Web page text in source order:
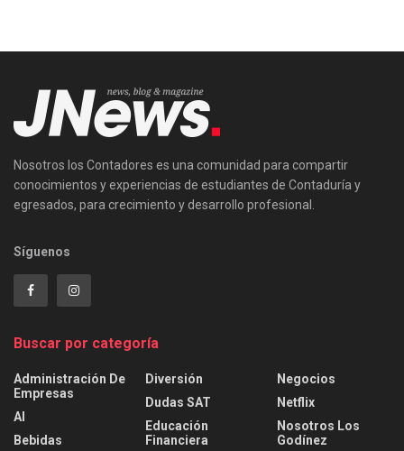
Nosotros los Contadores es una comunidad para compartir
conocimientos y experiencias de estudiantes de Contaduría y
egresados, para crecimiento y desarrollo profesional.
Síguenos
Buscar por categoría
Administración De
Empresas
AI
Bebidas
Diversión
Dudas SAT
Educación
Financiera
Negocios
Netflix
Nosotros Los
Godínez